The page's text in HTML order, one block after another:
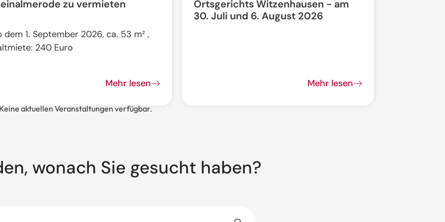
zu vermieten
dem 1. September 2026, ca. 53 m² ,
240 Euro
Mehr lesen
Ortsgerichts Witzenhausen - am
30. Juli und 6. August 2026
Mehr lesen
aktuellen Veranstaltungen verfügbar.
wonach Sie gesucht haben?